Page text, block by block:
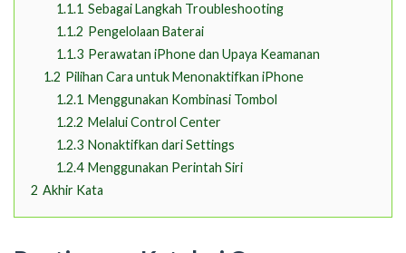
1.1.1 Sebagai Langkah Troubleshooting
1.1.2 Pengelolaan Baterai
1.1.3 Perawatan iPhone dan Upaya Keamanan
1.2 Pilihan Cara untuk Menonaktifkan iPhone
1.2.1 Menggunakan Kombinasi Tombol
1.2.2 Melalui Control Center
1.2.3 Nonaktifkan dari Settings
1.2.4 Menggunakan Perintah Siri
2 Akhir Kata